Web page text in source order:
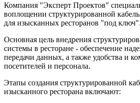
Компания "Эксперт Проектов"
воплощении структурированной
для изысканных ресторанов "под ключ".
Основная цель внедрения
системы в ресторане - обеспечение
передачи данных, а также удобства и
посетителей и персонала.
Этапы создания структурированной
изысканного ресторана включают: